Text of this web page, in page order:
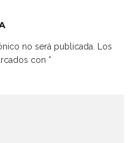
no será publicada.
Los
con *